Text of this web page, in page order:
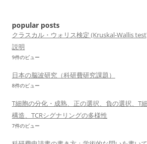
ン
popular posts
クラスカル・ウォリス検定 (Kruskal-Wallis
説明
9件のビュー
日本の脳波研究（科研費研究課題）
8件のビュー
T細胞の分化・成熟、正の選択、負の選択、T
構造、TCRシグナリングの多様性
7件のビュー